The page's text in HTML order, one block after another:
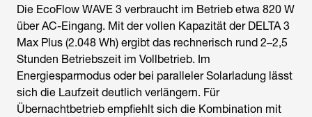
Die EcoFlow WAVE 3 verbraucht im Betrieb etwa 820 W
über AC-Eingang. Mit der vollen Kapazität der DELTA 3
Max Plus (2.048 Wh) ergibt das rechnerisch rund 2–2,5
Stunden Betriebszeit im Vollbetrieb. Im
Energiesparmodus oder bei paralleler Solarladung lässt
sich die Laufzeit deutlich verlängern. Für
Übernachtbetrieb empfiehlt sich die Kombination mit